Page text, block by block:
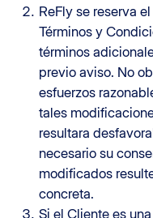
ReFly se reserva
Términos y
términos
previo aviso. No
esfuerzos
tales
resultara
necesario su
modificados
concreta.
Si el Cliente es